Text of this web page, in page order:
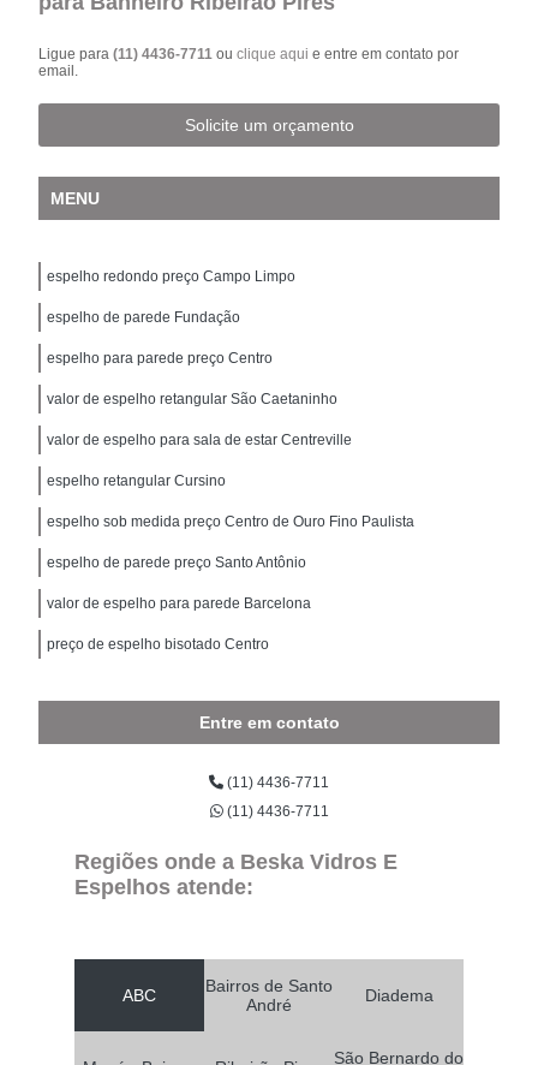
Ligue para(11) 4436-7711ouclique aqui e entre em contato por
email.
Solicite um orçamento
MENU
espelho redondo preço Campo Limpo
espelho de parede Fundação
espelho para parede preço Centro
valor de espelho retangular São Caetaninho
valor de espelho para sala de estar Centreville
espelho retangular Cursino
espelho sob medida preço Centro de Ouro Fino Paulista
espelho de parede preço Santo Antônio
valor de espelho para parede Barcelona
preço de espelho bisotado Centro
Entre em contato
(11) 4436-7711
(11) 4436-7711
Regiões onde a Beska Vidros E
Espelhos atende:
ABC
Bairros de Santo
André
Diadema
São Bernardo do